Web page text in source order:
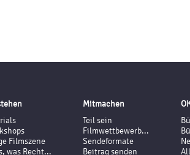
Filmszene
was Recht...
Mitmachen
Teil sein
Filmwettbewerb...
Sendeformate
Beitrag senden